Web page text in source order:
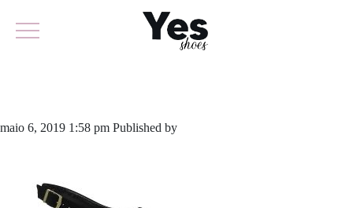
maio 6, 2019 1:58 pm Published by